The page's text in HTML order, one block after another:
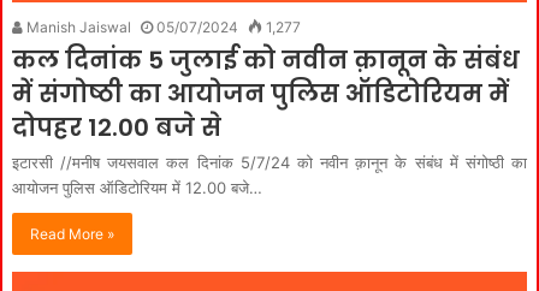
Manish Jaiswal 05/07/2024 1,277
कल दिनांक 5 जुलाई को नवीन क़ानून के संबंध
में संगोष्ठी का आयोजन पुलिस ऑडिटोरियम में
दोपहर 12.00 बजे से
इटारसी //मनीष जयसवाल कल दिनांक 5/7/24 को नवीन क़ानून के संबंध में संगोष्ठी का
आयोजन पुलिस ऑडिटोरियम में 12.00 बजे…
Read More »